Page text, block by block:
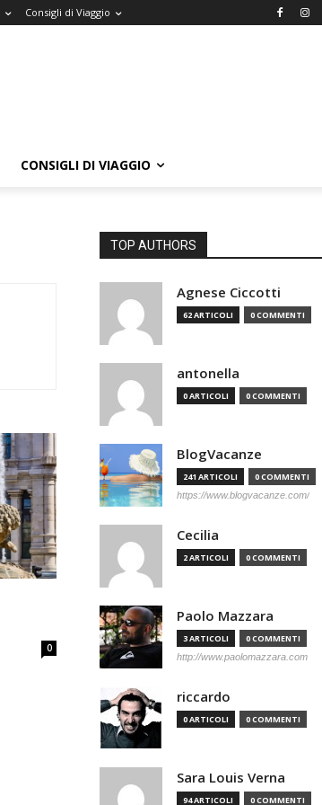
Consigli di Viaggio
CONSIGLI DI VIAGGIO
0
TOP AUTHORS
Agnese Ciccotti
62 ARTICOLI 0 COMMENTI
antonella
0 ARTICOLI 0 COMMENTI
BlogVacanze
241 ARTICOLI 0 COMMENTI
https://www.blogvacanze.com/
Cecilia
2 ARTICOLI 0 COMMENTI
Paolo Mazzara
3 ARTICOLI 0 COMMENTI
http://www.paolomazzara.com
riccardo
0 ARTICOLI 0 COMMENTI
Sara Louis Verna
94 ARTICOLI 0 COMMENTI